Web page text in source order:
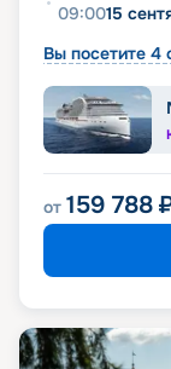
09:0015
Вы посетите 4
от 159 788